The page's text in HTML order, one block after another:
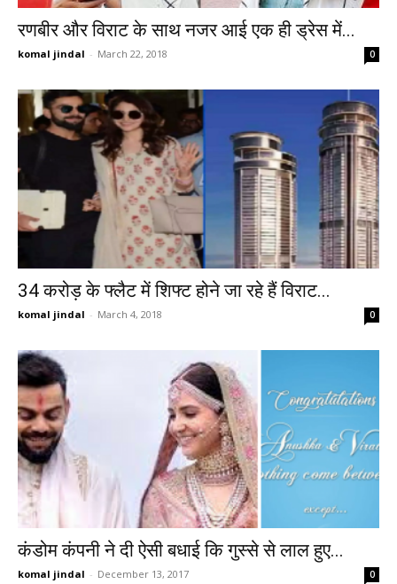
रणबीर और विराट के साथ नजर आई एक ही ड्रेस में...
komal jindal - March 22, 2018 0
34 करोड़ के फ्लैट में शिफ्ट होने जा रहे हैं विराट...
komal jindal - March 4, 2018 0
कंडोम कंपनी ने दी ऐसी बधाई कि गुस्से से लाल हुए...
komal jindal - December 13, 2017 0